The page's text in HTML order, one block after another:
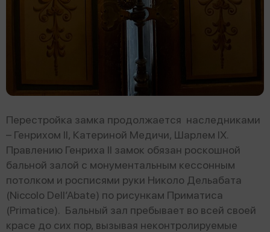
Перестройка замка продолжается наследниками
– Генрихом II, Катериной Медичи, Шарлем IX.
Правлению Генриха II замок обязан роскошной
бальной залой с монументальным кессонным
потолком и росписями руки Николо Дельабата
(Niccolo Dell’Abate) по рисункам Приматиса
(Primatice). Бальный зал пребывает во всей своей
красе до сих пор, вызывая неконтролируемые